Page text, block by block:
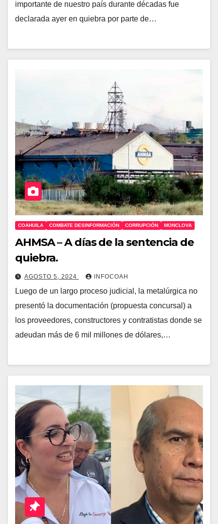
importante de nuestro país durante décadas fue
declarada ayer en quiebra por parte de…
COAHUILA COMBATE DESINFORMACIÓN CORRUPCIÓN MONCLOVA
AHMSA – A días de la sentencia de
quiebra.
AGOSTO 5, 2024 INFOCOAH
Luego de un largo proceso judicial, la metalúrgica no
presentó la documentación (propuesta concursal) a
los proveedores, constructores y contratistas donde se
adeudan más de 6 mil millones de dólares,…